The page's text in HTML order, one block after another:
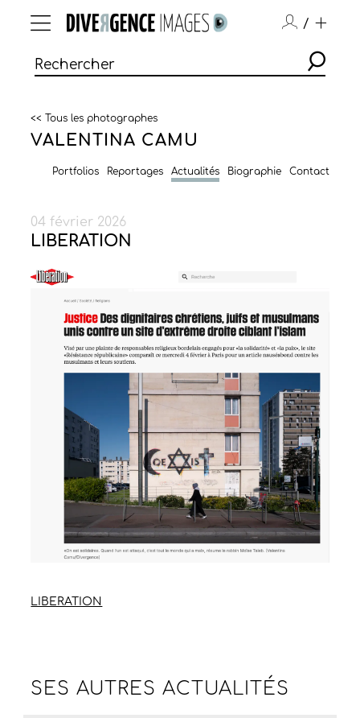
/
<< Tous les photographes
VALENTINA CAMU
Portfolios Reportages Actualités Biographie Contact
04 février 2026
LIBERATION
LIBERATION
SES AUTRESACTUALITÉS